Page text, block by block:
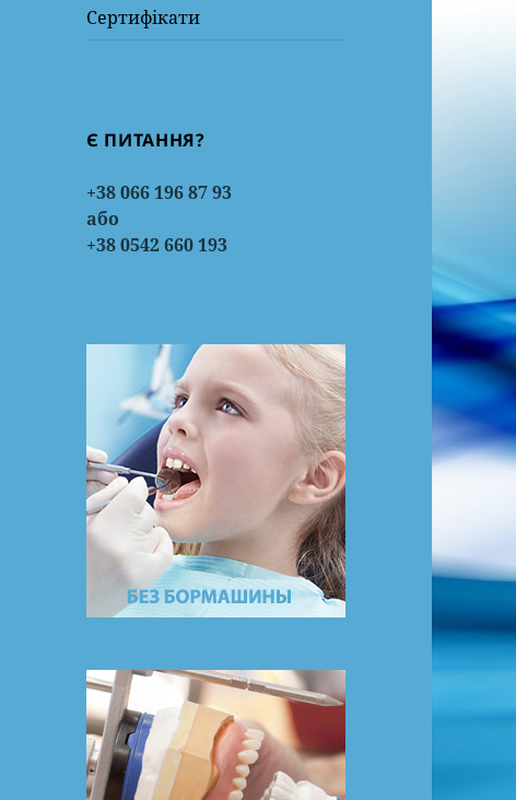
Сертифікати
Є ПИТАННЯ?
+38 066 196 87 93
або
+38 0542 660 193